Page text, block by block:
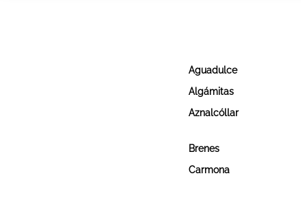
Aguadulce
Algámitas
Aznalcóllar
Brenes
Carmona